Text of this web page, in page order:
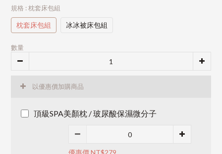
規格 : 枕套床包組
枕套床包組 冰冰被床包組
數量
以優惠價加購商品
頂級SPA美顏枕 / 玻尿酸保濕微分子
優惠價 NT$279